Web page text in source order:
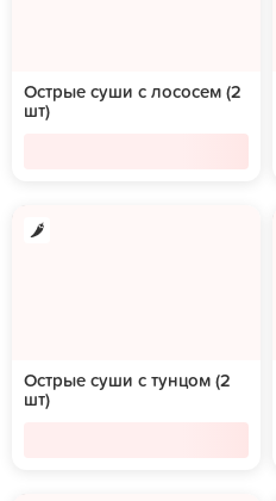
Острые суши с лососем (2
шт)
Острые суши с тунцом (2
шт)